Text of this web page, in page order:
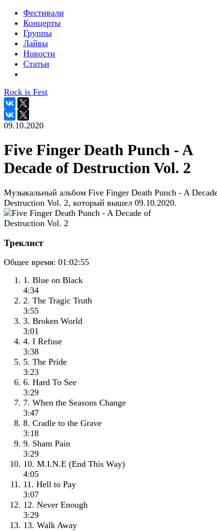
Фестивали
Концерты
Группы
Лайвы
Новости
Статьи
Rock is Fest
09.10.2020
Five Finger Death Punch - A
Decade of Destruction Vol. 2
Музыкальный альбом Five Finger Death Punch - A
Destruction Vol. 2, который вышел 09.10.2020.
Треклист
Общее время: 01:02:55
1. Blue on Black
4:34
2. The Tragic Truth
3:55
3. Broken World
3:01
4. I Refuse
3:38
5. The Pride
3:23
6. Hard To See
3:29
7. When the Seasons Change
3:47
8. Cradle to the Grave
3:18
9. Sham Pain
3:29
10. M.I.N.E (End This Way)
4:05
11. Hell to Pay
3:07
12. Never Enough
3:29
13. Walk Away